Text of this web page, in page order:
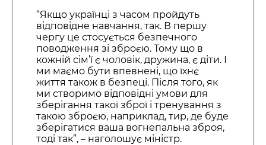
“Якщо українці з часом пройдуть
відповідне навчання, так. В першу
чергу це стосується безпечного
поводження зі зброєю. Тому що в
кожній сім’ї є чоловік, дружина, є діти. І
ми маємо бути впевнені, що їхнє
життя також в безпеці. Після того, як
ми створимо відповідні умови для
зберігання такої зброї і тренування з
такою зброєю, наприклад, тир, де буде
зберігатися ваша вогнепальна зброя,
тоді так”, – наголошує міністр.